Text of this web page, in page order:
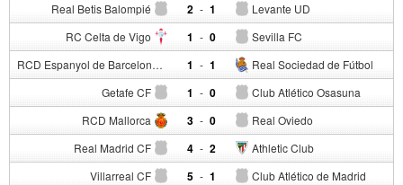
Real Betis Balompié 2 - Levante UD
1
RC Celta de Vigo 1 - Sevilla FC
0
RCD Espanyol de Barcelona 1 - Real Sociedad de Fútbol
1
Getafe CF 1 - Club Atlético Osasuna
0
RCD Mallorca 3 - Real Oviedo
0
Real Madrid CF 4 - Athletic Club
2
Villarreal CF 5 - Club Atlético de Madrid
1